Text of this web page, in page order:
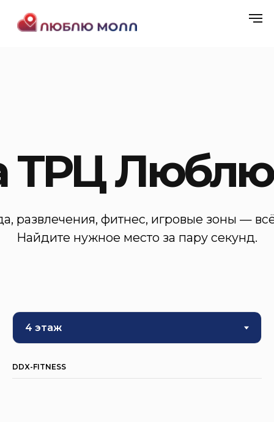
развлечения, фитнес, игровые зоны — всё под рукой.
Найдите нужное место за пару секунд.
DDX-FITNESS